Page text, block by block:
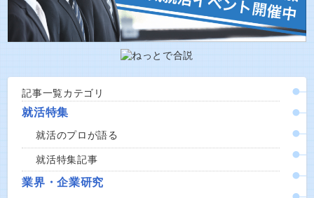
記事一覧カテゴリ
就活特集
就活のプロが語る
就活特集記事
業界・企業研究